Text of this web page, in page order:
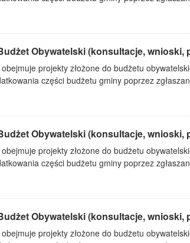
Obywatelski (konsultacje, wnioski,
projekty złożone do budżetu
części budżetu gminy poprzez
Obywatelski (konsultacje, wnioski,
projekty złożone do budżetu
części budżetu gminy poprzez
Obywatelski (konsultacje, wnioski,
projekty złożone do budżetu